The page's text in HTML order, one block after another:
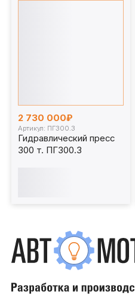
2 730 000₽
Артикул: ПГ300.3
Гидравлический пресс
300 т. ПГ300.3